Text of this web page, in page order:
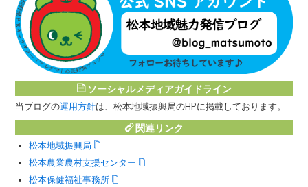
ソーシャルメディアガイドライン
当ブログの運用方針は、松本地域振興局のHPに掲載しております。
関連リンク
松本地域振興局
松本農業農村支援センター
松本保健福祉事務所